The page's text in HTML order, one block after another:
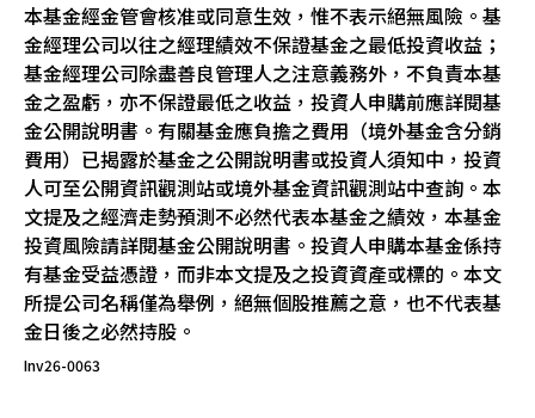
本基金經金管會核准或同意生效，惟不表示絕無風險。基
金經理公司以往之經理績效不保證基金之最低投資收益；
基金經理公司除盡善良管理人之注意義務外，不負責本基
金之盈虧，亦不保證最低之收益，投資人申購前應詳閱基
金公開說明書。有關基金應負擔之費用（境外基金含分銷
費用）已揭露於基金之公開說明書或投資人須知中，投資
人可至公開資訊觀測站或境外基金資訊觀測站中查詢。本
文提及之經濟走勢預測不必然代表本基金之績效，本基金
投資風險請詳閱基金公開說明書。投資人申購本基金係持
有基金受益憑證，而非本文提及之投資資產或標的。本文
所提公司名稱僅為舉例，絕無個股推薦之意，也不代表基
金日後之必然持股。
Inv26-0063